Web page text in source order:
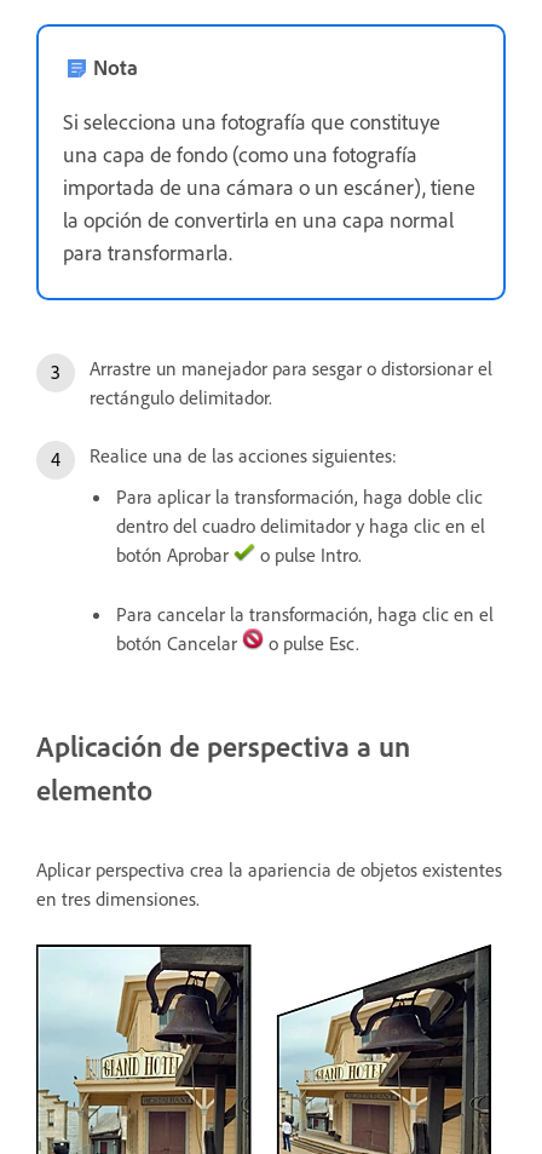
Nota
Si selecciona una fotografía que constituye
una capa de fondo (como una fotografía
importada de una cámara o un escáner), tiene
la opción de convertirla en una capa normal
para transformarla.
Arrastre un manejador para sesgar o distorsionar el
rectángulo delimitador.
Realice una de las acciones siguientes:
Para aplicar la transformación, haga doble clic
dentro del cuadro delimitador y haga clic en el
botón Aprobar
o pulse Intro.
Para cancelar la transformación, haga clic en el
botón Cancelar
o pulse Esc.
Aplicación de perspectiva a un
elemento
Aplicar perspectiva crea la apariencia de objetos existentes
en tres dimensiones.